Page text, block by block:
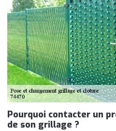
Pourquoi contacter un
de son grillage ?